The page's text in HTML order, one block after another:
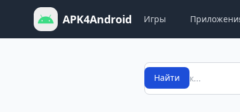
APK4Android Игры
Поиск
Найти